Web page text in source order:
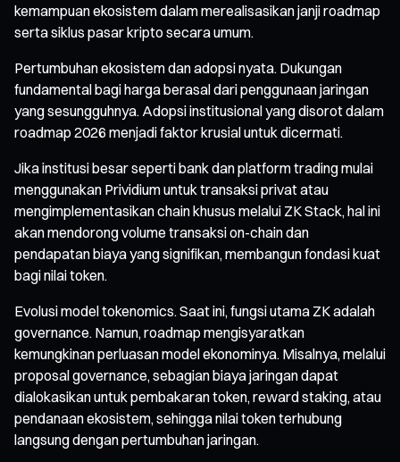
kemampuan ekosistem dalam merealisasikan janji roadmap
serta siklus pasar kripto secara umum.
Pertumbuhan ekosistem dan adopsi nyata. Dukungan
fundamental bagi harga berasal dari penggunaan jaringan
yang sesungguhnya. Adopsi institusional yang disorot dalam
roadmap 2026 menjadi faktor krusial untuk dicermati.
Jika institusi besar seperti bank dan platform trading mulai
menggunakan Prividium untuk transaksi privat atau
mengimplementasikan chain khusus melalui ZK Stack, hal ini
akan mendorong volume transaksi on-chain dan
pendapatan biaya yang signifikan, membangun fondasi kuat
bagi nilai token.
Evolusi model tokenomics. Saat ini, fungsi utama ZK adalah
governance. Namun, roadmap mengisyaratkan
kemungkinan perluasan model ekonominya. Misalnya, melalui
proposal governance, sebagian biaya jaringan dapat
dialokasikan untuk pembakaran token, reward staking, atau
pendanaan ekosistem, sehingga nilai token terhubung
langsung dengan pertumbuhan jaringan.